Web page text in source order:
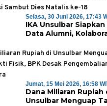
Selasa, 30 Juni 2026, 17:43
IKA Unsulbar Siapkan
Data Alumni,
Jumat, 15 Mei 2026, 16:58
Dana Miliaran Rupiah
Unsulbar Menguap